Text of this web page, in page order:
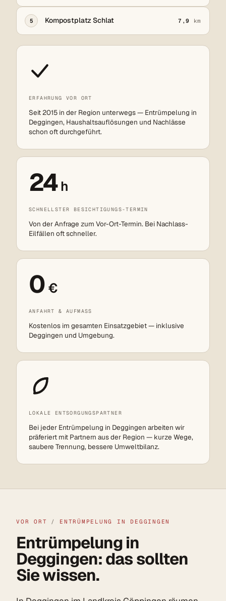
5 Kompostplatz Schlat 7,9 km
ERFAHRUNG VOR ORT
Seit 2015 in der Region unterwegs — Entrümpelung in
Deggingen, Haushaltsauflösungen und Nachlässe
schon oft durchgeführt.
24h
SCHNELLSTER BESICHTIGUNGS-TERMIN
Von der Anfrage zum Vor-Ort-Termin. Bei Nachlass-
Eilfällen oft schneller.
0 €
ANFAHRT & AUFMASS
Kostenlos im gesamten Einsatzgebiet — inklusive
Deggingen und Umgebung.
LOKALE ENTSORGUNGSPARTNER
Bei jeder Entrümpelung in Deggingen arbeiten wir
präferiert mit Partnern aus der Region — kurze Wege,
saubere Trennung, bessere Umweltbilanz.
VOR ORT / ENTRÜMPELUNG IN DEGGINGEN
Entrümpelung in
Deggingen: das sollten
Sie wissen.